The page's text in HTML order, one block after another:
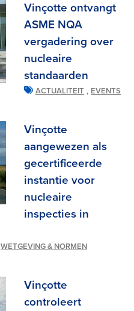
Vinçotte ontvangt
ASME NQA
vergadering over
nucleaire
standaarden
ACTUALITEIT , EVENTS
Vinçotte
aangewezen als
gecertificeerde
instantie voor
nucleaire
inspecties in
WETGEVING & NORMEN
Vinçotte
controleert